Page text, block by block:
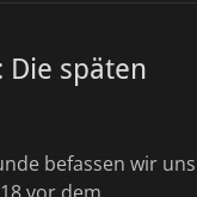
Die späten
befassen wir uns